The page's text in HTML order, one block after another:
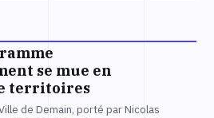
se mue en
territoires
de Demain, porté par Nicolas